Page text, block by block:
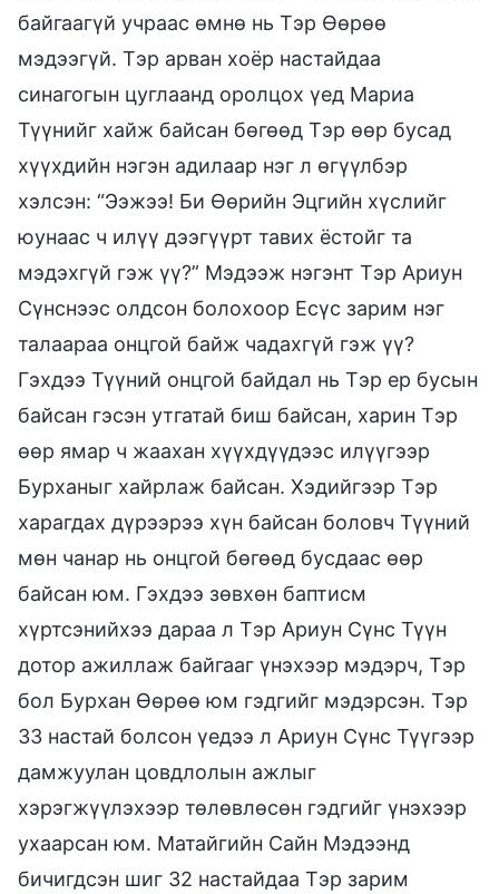
байгаагүй учраас өмнө нь Тэр Өөрөө
мэдээгүй. Тэр арван хоёр настайдаа
синагогын цуглаанд оролцох үед Мариа
Түүнийг хайж байсан бөгөөд Тэр өөр бусад
хүүхдийн нэгэн адилаар нэг л өгүүлбэр
хэлсэн: “Ээжээ! Би Өөрийн Эцгийн хүслийг
юунаас ч илүү дээгүүрт тавих ёстойг та
мэдэхгүй гэж үү?” Мэдээж нэгэнт Тэр Ариун
Сүнснээс олдсон болохоор Есүс зарим нэг
талаараа онцгой байж чадахгүй гэж үү?
Гэхдээ Түүний онцгой байдал нь Тэр ер бусын
байсан гэсэн утгатай биш байсан, харин Тэр
өөр ямар ч жаахан хүүхдүүдээс илүүгээр
Бурханыг хайрлаж байсан. Хэдийгээр Тэр
харагдах дүрээрээ хүн байсан боловч Түүний
мөн чанар нь онцгой бөгөөд бусдаас өөр
байсан юм. Гэхдээ зөвхөн баптисм
хүртсэнийхээ дараа л Тэр Ариун Сүнс Түүн
дотор ажиллаж байгааг үнэхээр мэдэрч, Тэр
бол Бурхан Өөрөө юм гэдгийг мэдэрсэн. Тэр
33 настай болсон үедээ л Ариун Сүнс Түүгээр
дамжуулан цовдлолын ажлыг
хэрэгжүүлэхээр төлөвлөсөн гэдгийг үнэхээр
ухаарсан юм. Матайгийн Сайн Мэдээнд
бичигдсэн шиг 32 настайдаа Тэр зарим